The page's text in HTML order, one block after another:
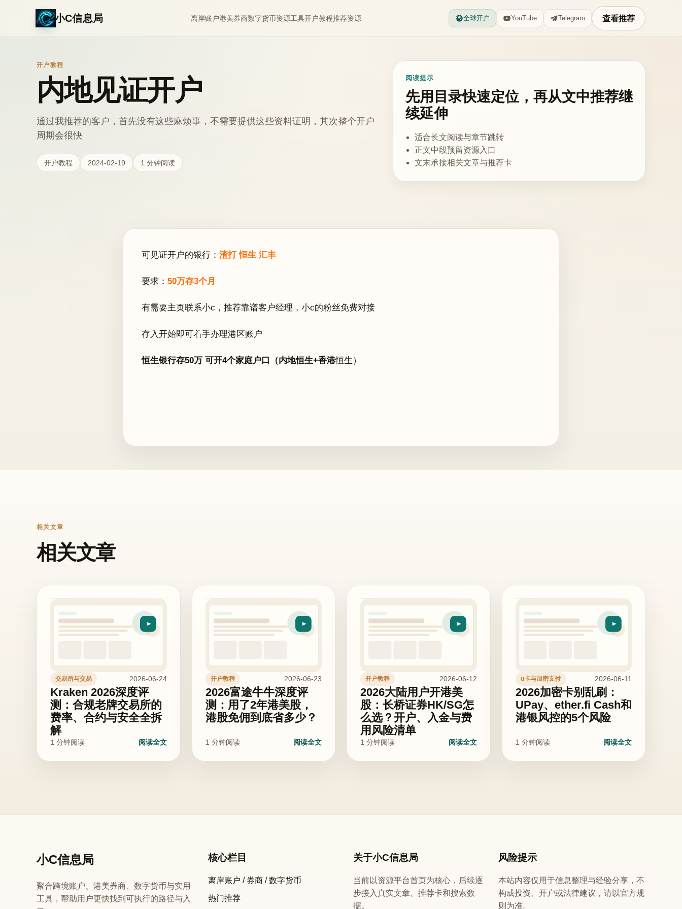
小C信息局 离岸账户港美券商数字货币资源工具开户教程推荐资源 全球开户 YouTube Telegram 查看推荐
开户教程
内地见证开户
通过我推荐的客户，首先没有这些麻烦事，不需要提供这些资料证明，其次整个开户
周期会很快
开户教程 2024-02-19 1 分钟阅读
阅读提示
先用目录快速定位，再从文中推荐继
续延伸
适合长文阅读与章节跳转
正文中段预留资源入口
文末承接相关文章与推荐卡
可见证开户的银行： 渣打 恒生 汇丰
要求： 50万存3个月
有需要主页联系小c，推荐靠谱客户经理，小c的粉丝免费对接
存入开始即可着手办理港区账户
恒生银行存50万 可开4个家庭户口（内地恒生+香港恒生）
相关文章
相关文章
交易所与交易 2026-06-24
Kraken 2026深度评
测：合规老牌交易所的
费率、合约与安全全拆
解
1 分钟阅读 阅读全文
开户教程 2026-06-23
2026富途牛牛深度评
测：用了2年港美股，
港股免佣到底省多少？
1 分钟阅读 阅读全文
开户教程 2026-06-12
2026大陆用户开港美
股：长桥证券HK/SG怎
么选？开户、入金与费
用风险清单
1 分钟阅读 阅读全文
u卡与加密支付 2026-06-11
2026加密卡别乱刷：
UPay、ether.fi Cash和
港银风控的5个风险
1 分钟阅读 阅读全文
小C信息局
聚合跨境账户、港美券商、数字货币与实用
工具，帮助用户更快找到可执行的路径与入
核心栏目
离岸账户 / 券商 / 数字货币
热门推荐
关于小C信息局
当前以资源平台首页为核心，后续逐
步接入真实文章、推荐卡和搜索数
据。
风险提示
本站内容仅用于信息整理与经验分享，不
构成投资、开户或法律建议，请以官方规
则为准。